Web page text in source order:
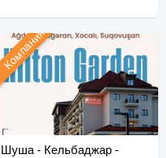
Шуша - Кельбаджар -
Компания